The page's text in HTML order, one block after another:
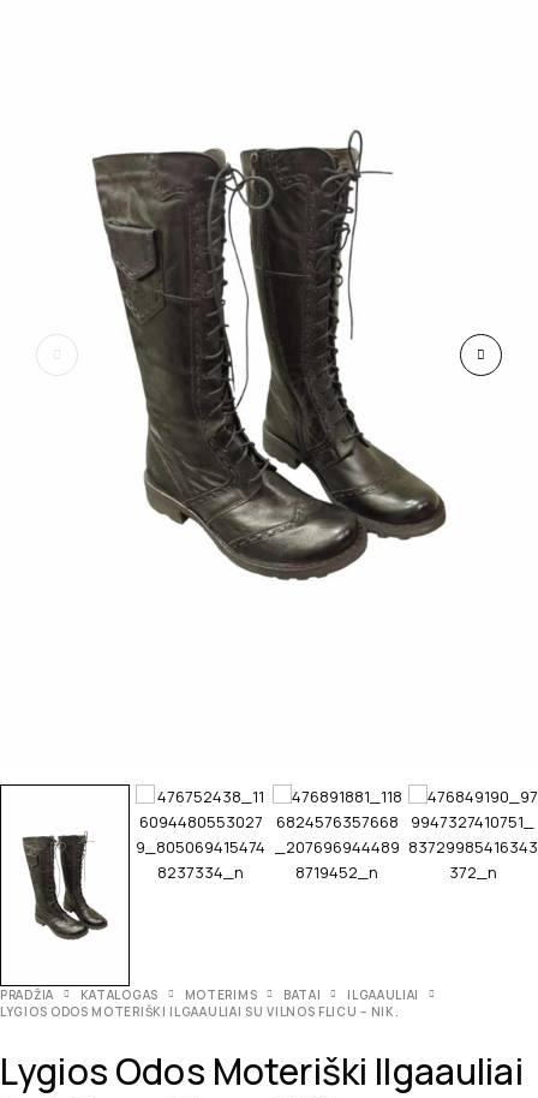
PRADŽIA KATALOGAS MOTERIMS BATAI
ILGAAULIAI
LYGIOS ODOS MOTERIŠKI ILGAAULIAI SU VILNOS FLICU – NIK.
Lygios Odos Moteriški Ilgaauliai